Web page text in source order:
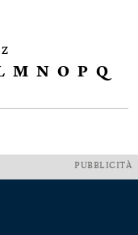
M N O P Q
PUBBLICITÀ